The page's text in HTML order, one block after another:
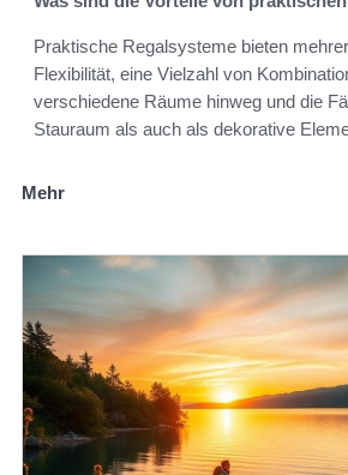
Praktische Regalsysteme bieten
Flexibilität, eine Vielzahl von
verschiedene Räume hinweg und die
Stauraum als auch als dekorative
Mehr